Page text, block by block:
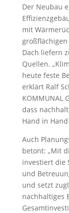
Der Neubau
mit
Dach liefern
Quellen.
heute feste
erklärt Ralf
KOMMUNAL
dass
Hand in Hand
Auch
betont: „Mit
investiert die
und
und setzt
nachhaltiges